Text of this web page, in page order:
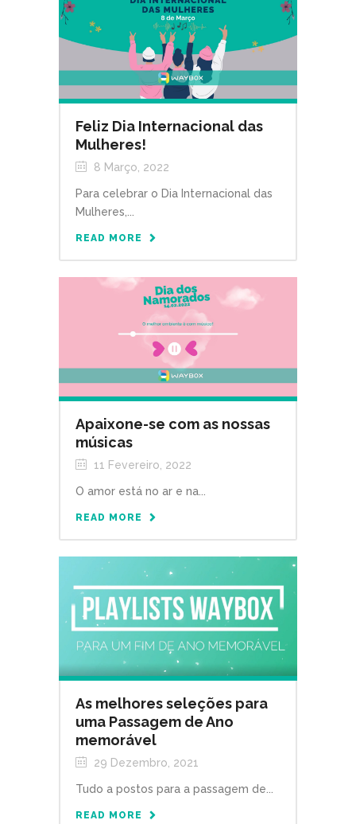
Feliz Dia Internacional das
Mulheres!
8 Março, 2022
Para celebrar o Dia Internacional das
Mulheres,...
READ MORE
Apaixone-se com as nossas
músicas
11 Fevereiro, 2022
O amor está no ar e na...
READ MORE
As melhores seleções para
uma Passagem de Ano
memorável
29 Dezembro, 2021
Tudo a postos para a passagem de...
READ MORE